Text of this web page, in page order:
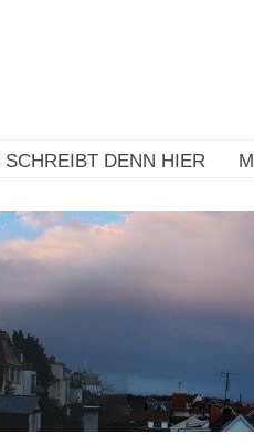
SCHREIBT DENN HIER